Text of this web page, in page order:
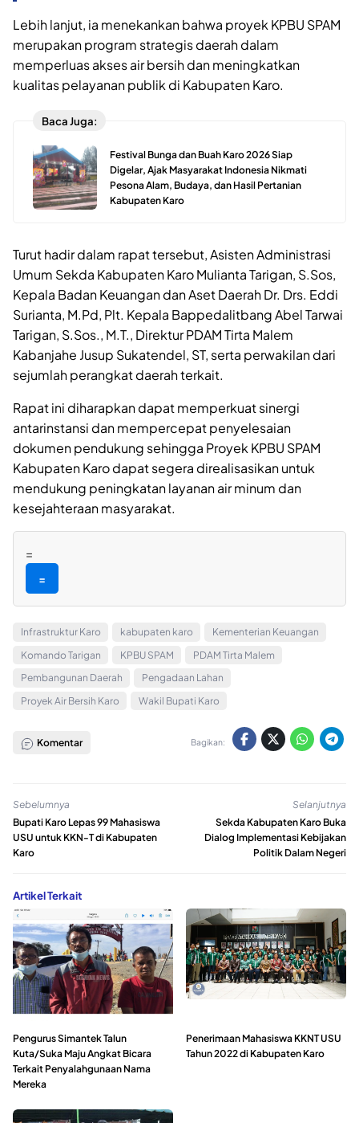
Lebih lanjut, ia menekankan bahwa proyek KPBU SPAM
merupakan program strategis daerah dalam
memperluas akses air bersih dan meningkatkan
kualitas pelayanan publik di Kabupaten Karo.
Baca Juga:
Festival Bunga dan Buah Karo 2026 Siap
Digelar, Ajak Masyarakat Indonesia Nikmati
Pesona Alam, Budaya, dan Hasil Pertanian
Kabupaten Karo
Turut hadir dalam rapat tersebut, Asisten Administrasi
Umum Sekda Kabupaten Karo Mulianta Tarigan, S.Sos,
Kepala Badan Keuangan dan Aset Daerah Dr. Drs. Eddi
Surianta, M.Pd, Plt. Kepala Bappedalitbang Abel Tarwai
Tarigan, S.Sos., M.T., Direktur PDAM Tirta Malem
Kabanjahe Jusup Sukatendel, ST, serta perwakilan dari
sejumlah perangkat daerah terkait.
Rapat ini diharapkan dapat memperkuat sinergi
antarinstansi dan mempercepat penyelesaian
dokumen pendukung sehingga Proyek KPBU SPAM
Kabupaten Karo dapat segera direalisasikan untuk
mendukung peningkatan layanan air minum dan
kesejahteraan masyarakat.
=
=
Infrastruktur Karo kabupaten karo
Kementerian Keuangan
Komando Tarigan
KPBU SPAM
PDAM Tirta Malem
Pembangunan Daerah
Pengadaan Lahan
Proyek Air Bersih Karo
Wakil Bupati Karo
Komentar Bagikan:
Sebelumnya
Bupati Karo Lepas 99 Mahasiswa
USU untuk KKN-T di Kabupaten
Karo
Selanjutnya
Sekda Kabupaten Karo Buka
Dialog Implementasi Kebijakan
Politik Dalam Negeri
Artikel Terkait
Pengurus Simantek Talun
Kuta/Suka Maju Angkat Bicara
Terkait Penyalahgunaan Nama
Mereka
Penerimaan Mahasiswa KKNT USU
Tahun 2022 di Kabupaten Karo